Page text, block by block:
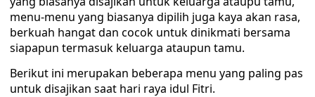
menu-menu yang biasanya dipilih juga kaya akan rasa,
berkuah hangat dan cocok untuk dinikmati bersama
siapapun termasuk keluarga ataupun tamu.
Berikut ini merupakan beberapa menu yang paling pas
untuk disajikan saat hari raya idul Fitri.